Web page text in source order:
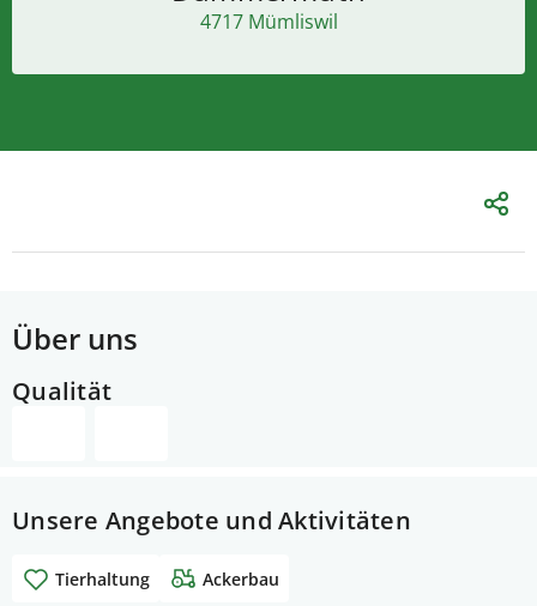
4717 Mümliswil
Über uns
Qualität
Unsere Angebote und Aktivitäten
Tierhaltung Ackerbau